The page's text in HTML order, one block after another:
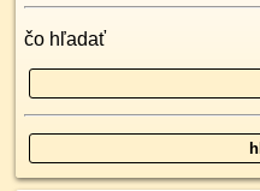
čo hľadať